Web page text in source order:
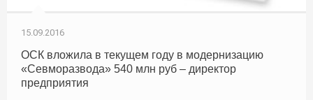
15.09.2016
ОСК вложила в текущем году в модернизацию
«Севморазвода» 540 млн руб – директор
предприятия